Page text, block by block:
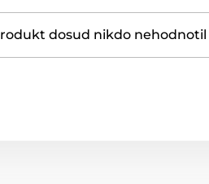
dosud nikdo nehodnotil